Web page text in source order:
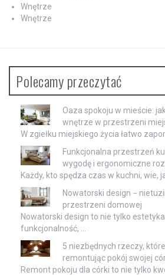
Wnętrze
Wnętrze
Polecamy przeczytać
Oaza spokoju w mieście:
wnętrze w przestrzeni
W zgiełku miejskiego życia łatwo
Funkcjonalna przestrzeń
wygodę i ergonomiczne
Każdy, kto spędza czas w kuchni, wie,
Nowatorski design −
przestrzeni domowej
Nowatorski design to nie tylko
funkcjonalność, …
5 niezbędnych rzeczy,
remontując pokój swojej
Remont pokoju dla córki to nie tylko